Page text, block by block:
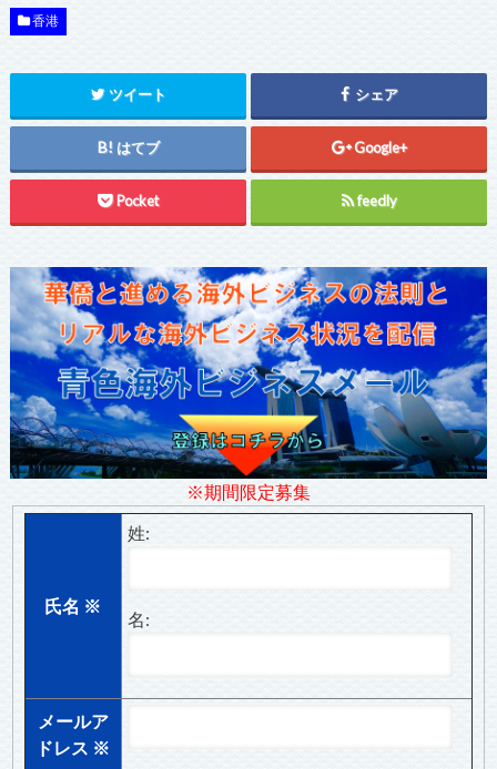
香港
ツイート シェア
はてブ Google+
Pocket feedly
※期間限定募集
氏名 ※
姓:
名:
メールア
ドレス ※